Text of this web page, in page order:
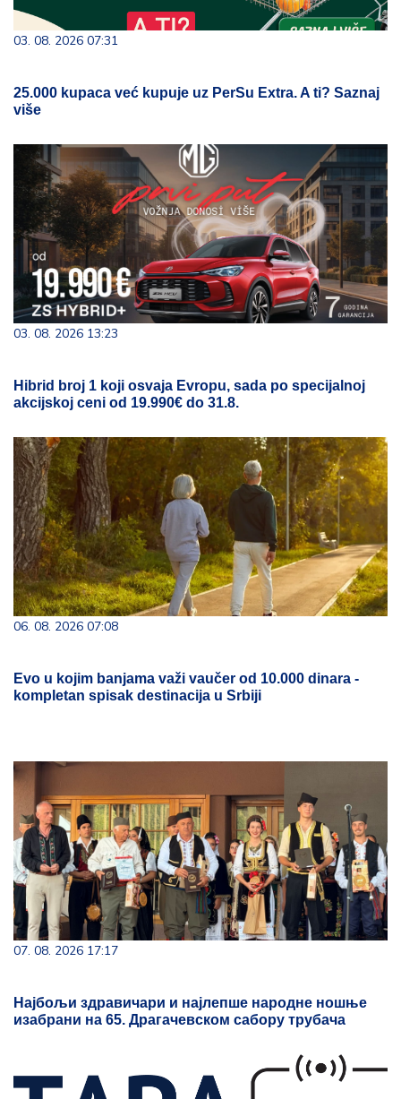
03. 08. 2026 07:31
25.000 kupaca već kupuje uz PerSu Extra. A ti? Saznaj
više
03. 08. 2026 13:23
Hibrid broj 1 koji osvaja Evropu, sada po specijalnoj
akcijskoj ceni od 19.990€ do 31.8.
06. 08. 2026 07:08
Evo u kojim banjama važi vaučer od 10.000 dinara -
kompletan spisak destinacija u Srbiji
07. 08. 2026 17:17
Најбољи здравичари и најлепше народне ношње
изабрани на 65. Драгачевском сабору трубача